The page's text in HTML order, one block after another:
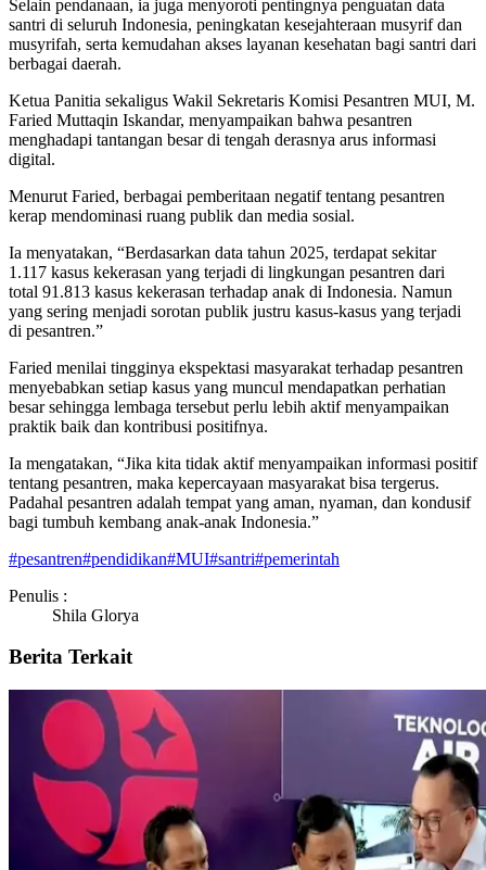
Selain pendanaan, ia juga menyoroti pentingnya penguatan data
santri di seluruh Indonesia, peningkatan kesejahteraan musyrif dan
musyrifah, serta kemudahan akses layanan kesehatan bagi santri dari
berbagai daerah.
Ketua Panitia sekaligus Wakil Sekretaris Komisi Pesantren MUI, M.
Faried Muttaqin Iskandar, menyampaikan bahwa pesantren
menghadapi tantangan besar di tengah derasnya arus informasi
digital.
Menurut Faried, berbagai pemberitaan negatif tentang pesantren
kerap mendominasi ruang publik dan media sosial.
Ia menyatakan, “Berdasarkan data tahun 2025, terdapat sekitar
1.117 kasus kekerasan yang terjadi di lingkungan pesantren dari
total 91.813 kasus kekerasan terhadap anak di Indonesia. Namun
yang sering menjadi sorotan publik justru kasus-kasus yang terjadi
di pesantren.”
Faried menilai tingginya ekspektasi masyarakat terhadap pesantren
menyebabkan setiap kasus yang muncul mendapatkan perhatian
besar sehingga lembaga tersebut perlu lebih aktif menyampaikan
praktik baik dan kontribusi positifnya.
Ia mengatakan, “Jika kita tidak aktif menyampaikan informasi positif
tentang pesantren, maka kepercayaan masyarakat bisa tergerus.
Padahal pesantren adalah tempat yang aman, nyaman, dan kondusif
bagi tumbuh kembang anak-anak Indonesia.”
#pesantren#pendidikan#MUI#santri#pemerintah
Penulis :
Shila Glorya
Berita Terkait